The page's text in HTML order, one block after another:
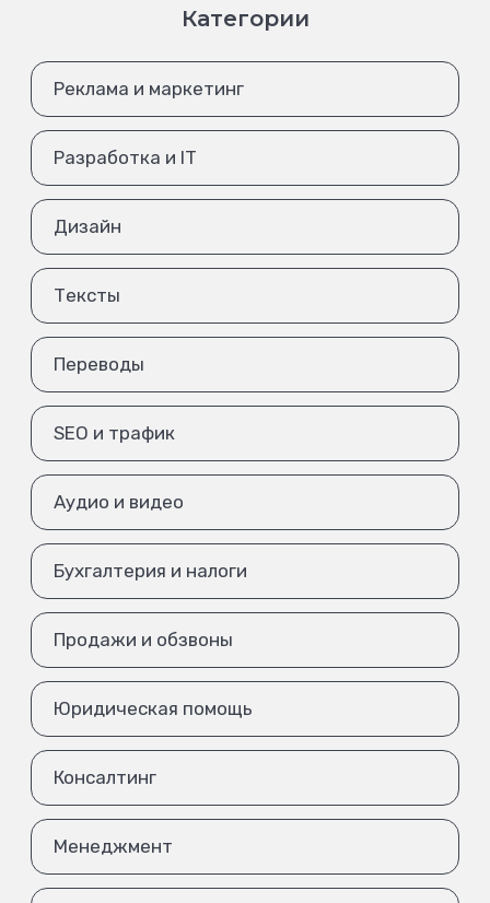
Категории
Реклама и маркетинг
Разработка и IT
Дизайн
Тексты
Переводы
SEO и трафик
Аудио и видео
Бухгалтерия и налоги
Продажи и обзвоны
Юридическая помощь
Консалтинг
Менеджмент